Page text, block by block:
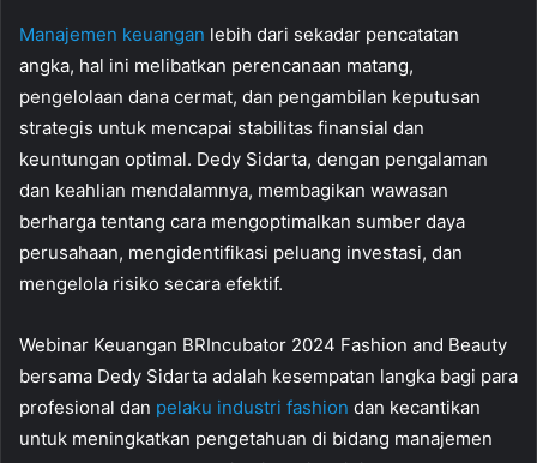
Manajemen keuangan lebih dari sekadar pencatatan
angka, hal ini melibatkan perencanaan matang,
pengelolaan dana cermat, dan pengambilan keputusan
strategis untuk mencapai stabilitas finansial dan
keuntungan optimal. Dedy Sidarta, dengan pengalaman
dan keahlian mendalamnya, membagikan wawasan
berharga tentang cara mengoptimalkan sumber daya
perusahaan, mengidentifikasi peluang investasi, dan
mengelola risiko secara efektif.
Webinar Keuangan BRIncubator 2024 Fashion and Beauty
bersama Dedy Sidarta adalah kesempatan langka bagi para
profesional dan pelaku industri fashion dan kecantikan
untuk meningkatkan pengetahuan di bidang manajemen